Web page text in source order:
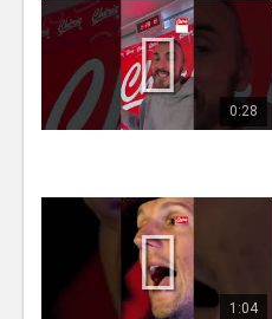
0:28
1:04